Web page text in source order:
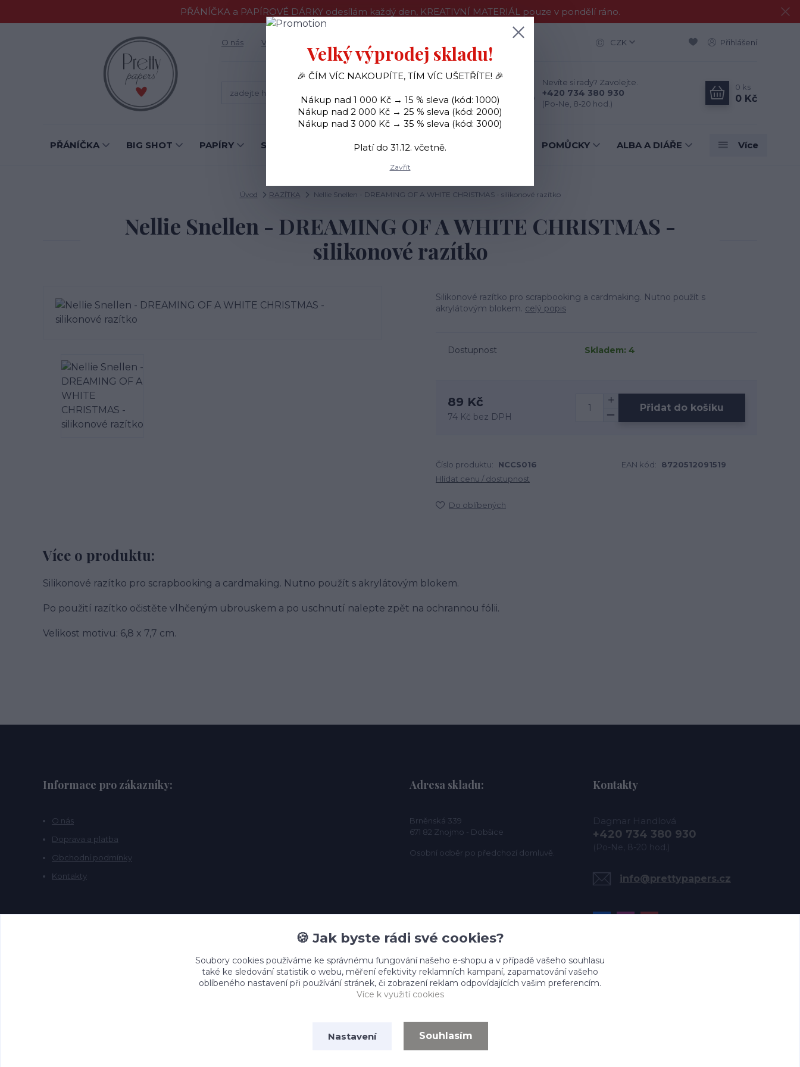
PŘÁNÍČKA a PAPÍROVÉ DÁRKY odesílám každý den, KREATIVNÍ MATERIÁL pouze v pondělí ráno.
O nás Vše o nákupu CZK Přihlášení
Nevíte si rady? Zavolejte.
+420 734 380 930
(Po-Ne, 8-20 hod.)
0 ks
0 Kč
PŘÁNÍČKA BIG SHOT PAPÍRY SAMOLEPKY OZDOBY RAZÍTKA POMŮCKY ALBA A DIÁŘE Více
Úvod RAZÍTKA Nellie Snellen - DREAMING OF A WHITE CHRISTMAS - silikonové razítko
Nellie Snellen - DREAMING OF A WHITE CHRISTMAS -
silikonové razítko
Silikonové razítko pro scrapbooking a cardmaking. Nutno použít s
akrylátovým blokem. celý popis
Dostupnost Skladem: 4
89 Kč
74 Kč bez DPH
Přidat do košíku
Číslo produktu: NCCS016 EAN kód:
8720512091519
Hlídat cenu / dostupnost
Do oblíbených
Více o produktu:
Silikonové razítko pro scrapbooking a cardmaking. Nutno použít s akrylátovým blokem.
Po použití razítko očistěte vlhčeným ubrouskem a po uschnutí nalepte zpět na ochrannou fólii.
Velikost motivu: 6,8 x 7,7 cm.
Informace pro zákazníky:
O nás
Doprava a platba
Obchodní podmínky
Kontakty
Adresa skladu:
Brněnská 339
671 82 Znojmo - Dobšice
Osobní odběr po předchozí domluvě.
Kontakty
Dagmar Handlová
+420 734 380 930
(Po-Ne, 8-20 hod.)
info@prettypapers.cz
Velký výprodej skladu!
🎉 ČÍM VÍC NAKOUPÍTE, TÍM VÍC UŠETŘÍTE! 🎉
Nákup nad 1 000 Kč → 15 % sleva (kód: 1000)
Nákup nad 2 000 Kč → 25 % sleva (kód: 2000)
Nákup nad 3 000 Kč → 35 % sleva (kód: 3000)
Platí do 31.12. včetně.
Zavřít
🍪 Jak byste rádi své cookies?
Soubory cookies používáme ke správnému fungování našeho e-shopu a v případě vašeho souhlasu
také ke sledování statistik o webu, měření efektivity reklamních kampaní, zapamatování vašeho
oblíbeného nastavení při používání stránek, či zobrazení reklam odpovídajících vašim preferencím.
Více k využití cookies
Nastavení Souhlasím